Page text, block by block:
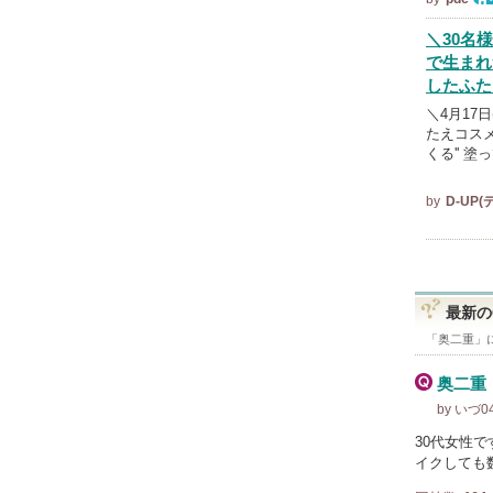
ル
＼30名
で生ま
したふ
＼4月17
たえコス
くる'' 塗
by D-UP(
最新
「奥二重 」
奥二重
by いづ
30代女性で
イクしても